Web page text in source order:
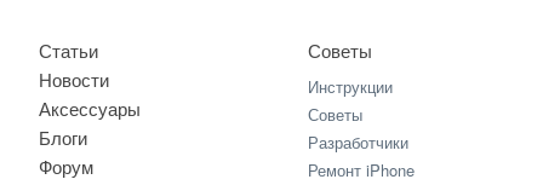
Статьи
Новости
Аксессуары
Блоги
Форум
Советы
Инструкции
Советы
Разработчики
Ремонт iPhone